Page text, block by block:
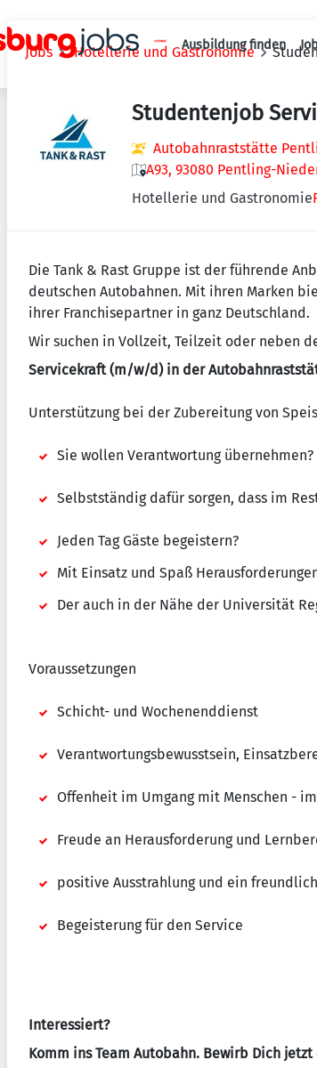
Ausbildung finden
Jobs Hotellerie und Gastronomie
Studentenjob
Autobahnraststätte
A93, 93080 Pentling-
Hotellerie und Gastronomie
Die Tank & Rast Gruppe ist der führende
deutschen Autobahnen. Mit ihren Marken
ihrer Franchisepartner in ganz Deutschland.
Wir suchen in Vollzeit, Teilzeit oder neben
Servicekraft (m/w/d) in der
Unterstützung bei der Zubereitung von
Sie wollen Verantwortung übernehmen?
Selbstständig dafür sorgen, dass im
Jeden Tag Gäste begeistern?
Mit Einsatz und Spaß
Der auch in der Nähe der Universität
Voraussetzungen
Schicht- und Wochenenddienst
Verantwortungsbewusstsein,
Offenheit im Umgang mit Menschen -
Freude an Herausforderung und
positive Ausstrahlung und ein
Begeisterung für den Service
Interessiert?
Komm ins Team Autobahn. Bewirb Dich